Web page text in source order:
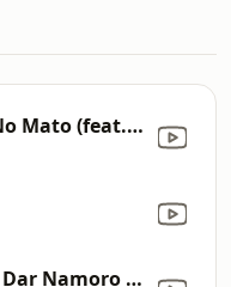
Vivendo Aqui No Mato (feat. Zé Neto & Cristiano) [Ao Vivo]
Pot-Pourri: Vai Dar Namoro / Quer Casar Comigo (feat. Bruno & Marrone) [Ao Vivo]